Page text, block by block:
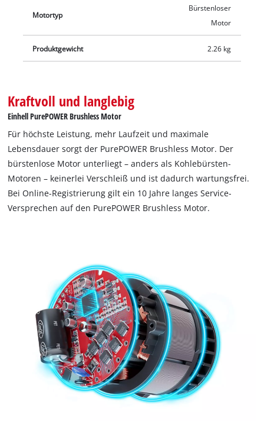
erhältlich, zum Beispiel als praktisches Starter-Set von Einhell.
Motortyp
Bürstenloser
Motor
Produktgewicht 2.26 kg
Kraftvoll und langlebig
Einhell PurePOWER Brushless Motor
Für höchste Leistung, mehr Laufzeit und maximale
Lebensdauer sorgt der PurePOWER Brushless Motor. Der
bürstenlose Motor unterliegt – anders als Kohlebürsten-
Motoren – keinerlei Verschleiß und ist dadurch wartungsfrei.
Bei Online-Registrierung gilt ein 10 Jahre langes Service-
Versprechen auf den PurePOWER Brushless Motor.